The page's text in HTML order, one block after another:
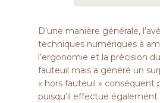
D’une manière générale,
techniques numériques à
l’ergonomie et la précision
fauteuil mais a généré un
« hors fauteuil » conséquent
puisqu’il effectue également